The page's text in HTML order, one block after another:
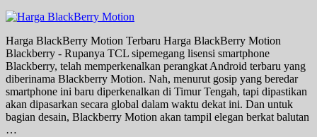
Harga BlackBerry Motion Terbaru Harga BlackBerry Motion
Blackberry - Rupanya TCL sipemegang lisensi smartphone
Blackberry, telah memperkenalkan perangkat Android terbaru yang
diberinama Blackberry Motion. Nah, menurut gosip yang beredar
smartphone ini baru diperkenalkan di Timur Tengah, tapi dipastikan
akan dipasarkan secara global dalam waktu dekat ini. Dan untuk
bagian desain, Blackberry Motion akan tampil elegan berkat balutan
…